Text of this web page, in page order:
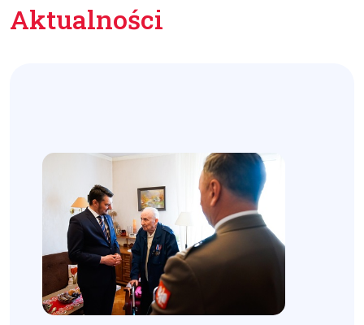
Aktualności